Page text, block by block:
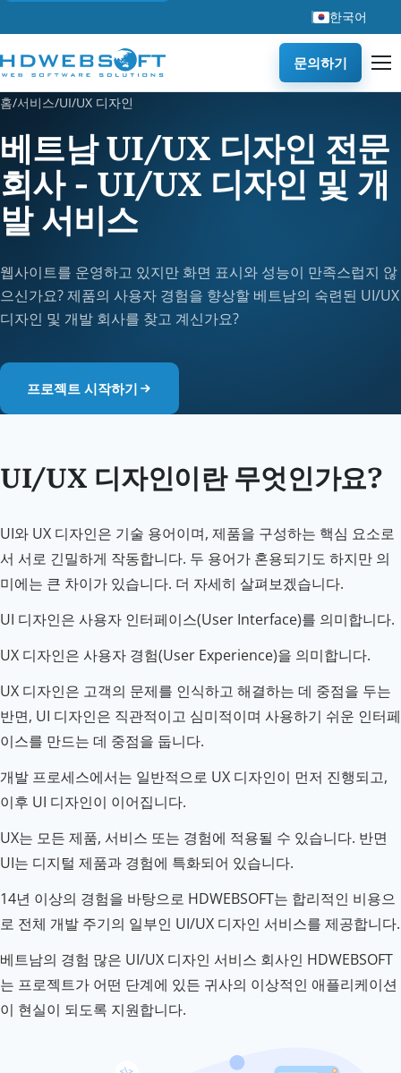
한국어
문의하기
홈/서비스/UI/UX 디자인
베트남 UI/UX 디자인 전문
회사 - UI/UX 디자인 및 개
발 서비스
웹사이트를 운영하고 있지만 화면 표시와 성능이 만족스럽지 않
으신가요? 제품의 사용자 경험을 향상할 베트남의 숙련된 UI/UX
디자인 및 개발 회사를 찾고 계신가요?
프로젝트 시작하기
UI/UX 디자인이란 무엇인가요?
UI와 UX 디자인은 기술 용어이며, 제품을 구성하는 핵심 요소로
서 서로 긴밀하게 작동합니다. 두 용어가 혼용되기도 하지만 의
미에는 큰 차이가 있습니다. 더 자세히 살펴보겠습니다.
UI 디자인은 사용자 인터페이스(User Interface)를 의미합니다.
UX 디자인은 사용자 경험(User Experience)을 의미합니다.
UX 디자인은 고객의 문제를 인식하고 해결하는 데 중점을 두는
반면, UI 디자인은 직관적이고 심미적이며 사용하기 쉬운 인터페
이스를 만드는 데 중점을 둡니다.
개발 프로세스에서는 일반적으로 UX 디자인이 먼저 진행되고,
이후 UI 디자인이 이어집니다.
UX는 모든 제품, 서비스 또는 경험에 적용될 수 있습니다. 반면
UI는 디지털 제품과 경험에 특화되어 있습니다.
14년 이상의 경험을 바탕으로 HDWEBSOFT는 합리적인 비용으
로 전체 개발 주기의 일부인 UI/UX 디자인 서비스를 제공합니다.
베트남의 경험 많은 UI/UX 디자인 서비스 회사인 HDWEBSOFT
는 프로젝트가 어떤 단계에 있든 귀사의 이상적인 애플리케이션
이 현실이 되도록 지원합니다.